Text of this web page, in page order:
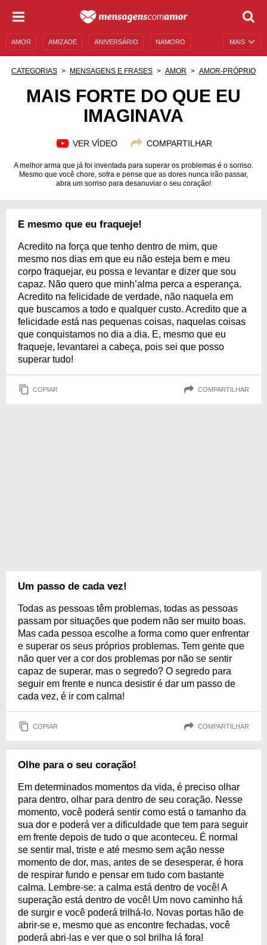
MAIS
AMOR AMIZADE ANIVERSÁRIO NAMORO
MENSAGENS E FRASES MENSAGENS DE ANIVERSÁRIO
CATEGORIAS MENSAGENS E FRASES AMOR AMOR-PRÓPRIO
MAIS FORTE DO QUE EU
IMAGINAVA
VER VÍDEO COMPARTILHAR
A melhor arma que já foi inventada para superar os problemas é o sorriso.
Mesmo que você chore, sofra e pense que as dores nunca irão passar,
abra um sorriso para desanuviar o seu coração!
E mesmo que eu fraqueje!
Acredito na força que tenho dentro de mim, que
mesmo nos dias em que eu não esteja bem e meu
corpo fraquejar, eu possa e levantar e dizer que sou
capaz. Não quero que minh’alma perca a esperança.
Acredito na felicidade de verdade, não naquela em
que buscamos a todo e qualquer custo. Acredito que a
felicidade está nas pequenas coisas, naquelas coisas
que conquistamos no dia a dia. E, mesmo que eu
fraqueje, levantarei a cabeça, pois sei que posso
superar tudo!
COPIAR COMPARTILHAR
Um passo de cada vez!
Todas as pessoas têm problemas, todas as pessoas
passam por situações que podem não ser muito boas.
Mas cada pessoa escolhe a forma como quer enfrentar
e superar os seus próprios problemas. Tem gente que
não quer ver a cor dos problemas por não se sentir
capaz de superar, mas o segredo? O segredo para
seguir em frente e nunca desistir é dar um passo de
cada vez, é ir com calma!
COPIAR COMPARTILHAR
Olhe para o seu coração!
Em determinados momentos da vida, é preciso olhar
para dentro, olhar para dentro de seu coração. Nesse
momento, você poderá sentir como está o tamanho da
sua dor e poderá ver a dificuldade que tem para seguir
em frente depois de tudo o que aconteceu. É normal
se sentir mal, triste e até mesmo sem ação nesse
momento de dor, mas, antes de se desesperar, é hora
de respirar fundo e pensar em tudo com bastante
calma. Lembre-se: a calma está dentro de você! A
superação está dentro de você! Um novo caminho há
de surgir e você poderá trilhá-lo. Novas portas hão de
abrir-se e, mesmo que as encontre fechadas, você
poderá abri-las e ver que o sol brilha lá fora!